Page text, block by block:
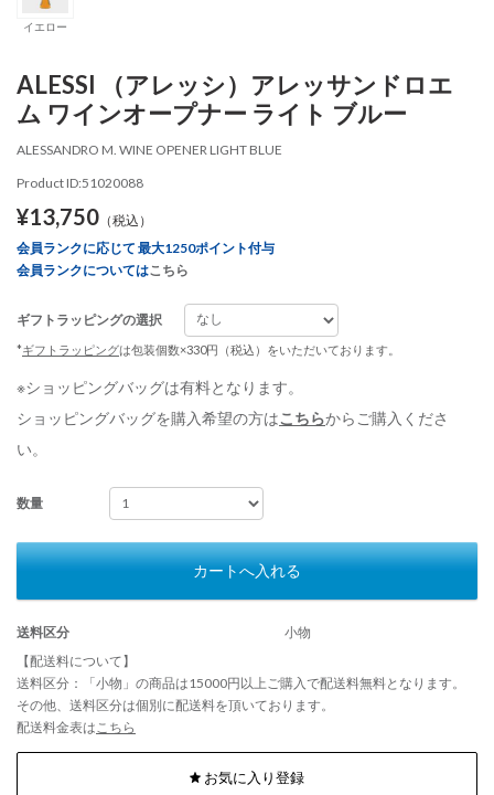
イエロー
ALESSI （アレッシ）アレッサンドロエ
ム ワインオープナー ライト ブルー
ALESSANDRO M. WINE OPENER LIGHT BLUE
Product ID:51020088
¥13,750 （税込）
会員ランクに応じて 最大1250ポイント付与
会員ランクについてはこちら
ギフトラッピングの選択
*ギフトラッピングは包装個数×330円（税込）をいただいております。
※ショッピングバッグは有料となります。
ショッピングバッグを購入希望の方はこちらからご購入くださ
い。
数量
カートへ入れる
送料区分
小物
【配送料について】
送料区分：「小物」の商品は15000円以上ご購入で配送料無料となります。
その他、送料区分は個別に配送料を頂いております。
配送料金表は こちら
お気に入り登録